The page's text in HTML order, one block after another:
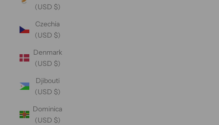
(USD $)
Czechia
(USD $)
Denmark
(USD $)
Djibouti
(USD $)
Dominica
(USD $)